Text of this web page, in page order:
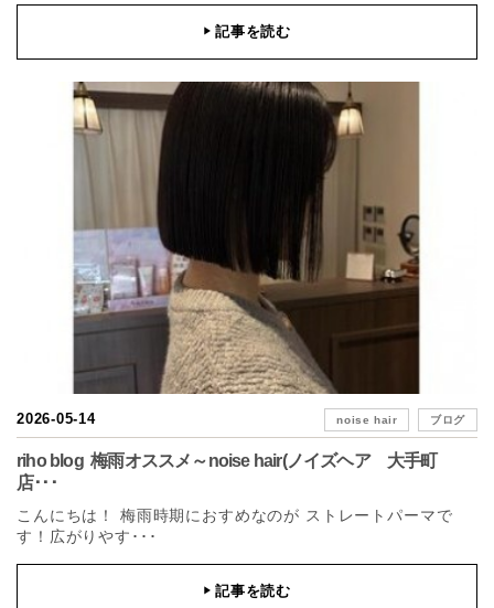
▶記事を読む
2026-05-14 noise hair ブログ
riho blog 梅雨オススメ～noise hair(ノイズヘア 大手町
店･･･
こんにちは！ 梅雨時期におすめなのが ストレートパーマで
す！広がりやす･･･
▶記事を読む